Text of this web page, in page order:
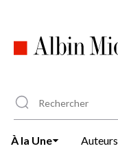
principal
À la Une Auteurs